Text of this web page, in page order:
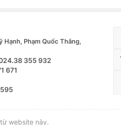
Hạnh, Phạm Quốc Thắng,
355 932
671
website này.